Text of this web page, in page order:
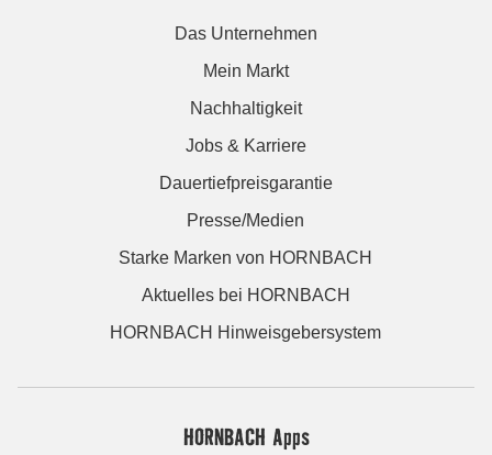
Das Unternehmen
Mein Markt
Nachhaltigkeit
Jobs & Karriere
Dauertiefpreisgarantie
Presse/Medien
Starke Marken von HORNBACH
Aktuelles bei HORNBACH
HORNBACH Hinweisgebersystem
HORNBACH Apps